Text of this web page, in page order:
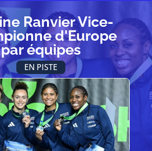
Ranvier Vice-
d'Europe
par équipes
EN PISTE